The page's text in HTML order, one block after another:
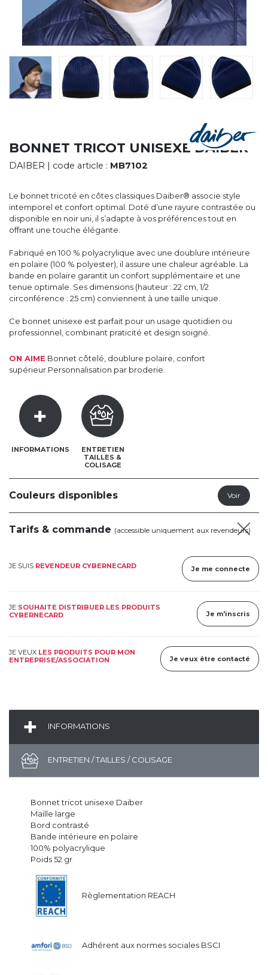
LA SOCIÉTÉ
SERVICES
ROADSHOWS, FORUM DES EXPERTS
CATALOGUES & TARIFS
MARQUES & CERTIFICATS
TECHNIQUES MARQUAGE
BONNET TRICOT UNISEXE DAIBER
DAIBER | code article : MB7102
Le bonnet tricoté en côtes classiques Daiber® associe style
intemporel et confort optimal. Doté d’une rayure contrastée ou
disponible en noir uni, il s’adapte à vos préférences tout en
offrant une touche élégante.
Fabriqué en 100 % polyacrylique avec une doublure intérieure
en polaire (100 % polyester), il assure une chaleur agréable. La
bande en polaire garantit un confort supplémentaire et une
tenue optimale. Ses dimensions (hauteur : 22 cm, 1/2
circonférence : 25 cm) conviennent à une taille unique.
Ce bonnet unisexe est parfait pour un usage quotidien ou
professionnel, combinant praticité et design soigné.
ON AIME Bonnet côtelé, doublure polaire, confort
supérieur.Personnalisation par broderie.
INFORMATIONS
ENTRETIEN
TAILLES &
COLISAGE
Couleurs disponibles
Tarifs & commande (accessible uniquement aux revendeurs)
JE SUIS REVENDEUR CYBERNECARD Je me connecte
JE SOUHAITE DISTRIBUER LES PRODUITS
CYBERNECARD
Je m'inscris
JE VEUX LES PRODUITS POUR MON
ENTREPRISE/ASSOCIATION
Je veux être contacté
INFORMATIONS
ENTRETIEN / TAILLES / COLISAGE
Bonnet tricot unisexe Daiber
Maille large
Bord contrasté
Bande intérieure en polaire
100% polyacrylique
Poids 52 gr
Règlementation REACH
Adhérent aux normes sociales BSCI